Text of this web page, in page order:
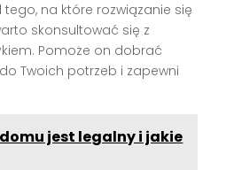
tego, na które rozwiązanie się
skonsultować się z
Pomoże on dobrać
Twoich potrzeb i zapewni
jest legalny i jakie